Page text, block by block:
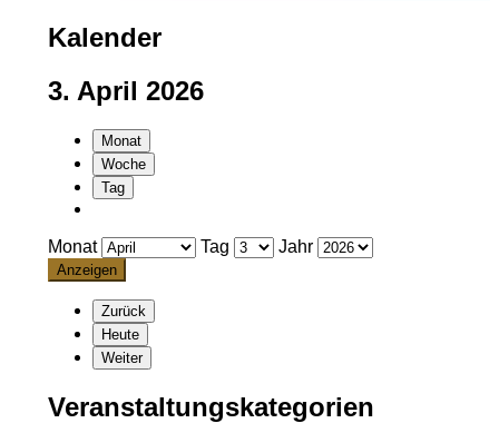
Kalender
3. April 2026
Monat
Woche
Tag
Monat Tag Jahr
Zurück
Heute
Weiter
Veranstaltungskategorien